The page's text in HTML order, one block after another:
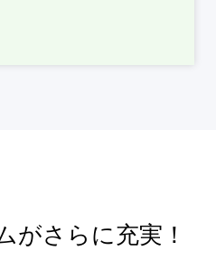
がさらに充実！